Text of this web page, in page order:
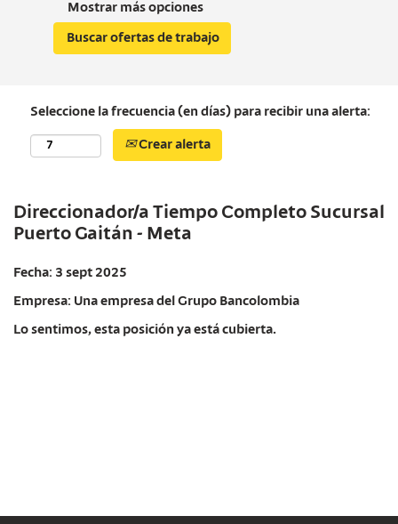
Mostrar más opciones
Seleccione la frecuencia (en días) para recibir una alerta:
Crear alerta
Direccionador/a Tiempo Completo Sucursal
Puerto Gaitán - Meta
Fecha: 3 sept 2025
Empresa: Una empresa del Grupo Bancolombia
Lo sentimos, esta posición ya está cubierta.